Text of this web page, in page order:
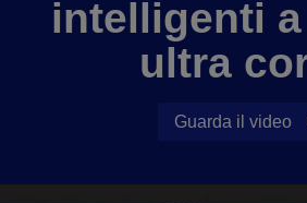
intelligenti
ultra
Guarda il video